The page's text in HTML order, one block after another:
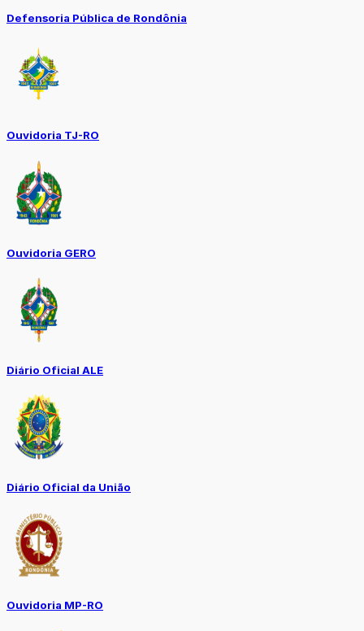
Defensoria Pública de Rondônia
Ouvidoria TJ-RO
Ouvidoria GERO
Diário Oficial ALE
Diário Oficial da União
Ouvidoria MP-RO